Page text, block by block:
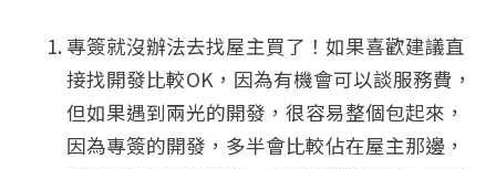
專簽就沒辦法去找屋主買了！如果喜歡建議直
接找開發比較OK，因為有機會可以談服務費，
但如果遇到兩光的開發，很容易整個包起來，
因為專簽的開發，多半會比較佔在屋主那邊，